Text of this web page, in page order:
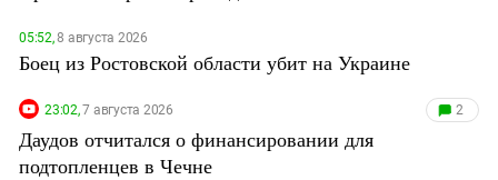
05:52,8 августа 2026
Боец из Ростовской области убит на Украине
23:02,7 августа 2026 2
Даудов отчитался о финансировании для
подтопленцев в Чечне